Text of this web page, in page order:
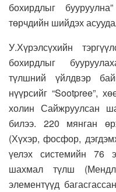
бохирдлыг
төрчдийн шийдэх
У.Хүрэлсүхийн
бохирдлыг
түлшний үйлдвэр
нүүрсийг “Sootpree”,
холин Сайжруулсан
билээ. 220 мянган
(Хүхэр, фосфор,
үелэх системийн 76
шахмал түлш
элементүүд